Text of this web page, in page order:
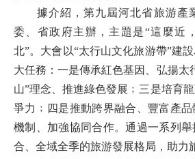
據介紹，第九屆河北省旅游產
委、省政府主辦，主題是“這麼近
北”。大會以“太行山文化旅游帶”建
大任務：一是傳承紅色基因、弘揚太
山”理念、推進綠色發展﹔三是培育
爭力﹔四是推動跨界融合、豐富產
機制、加強協同合作。通過一系列
合、全域全季的旅游發展格局，助力